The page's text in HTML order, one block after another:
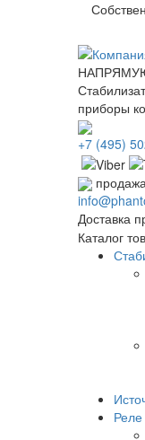
приборы
+7 (495)
продажа
Доставка
Каталог